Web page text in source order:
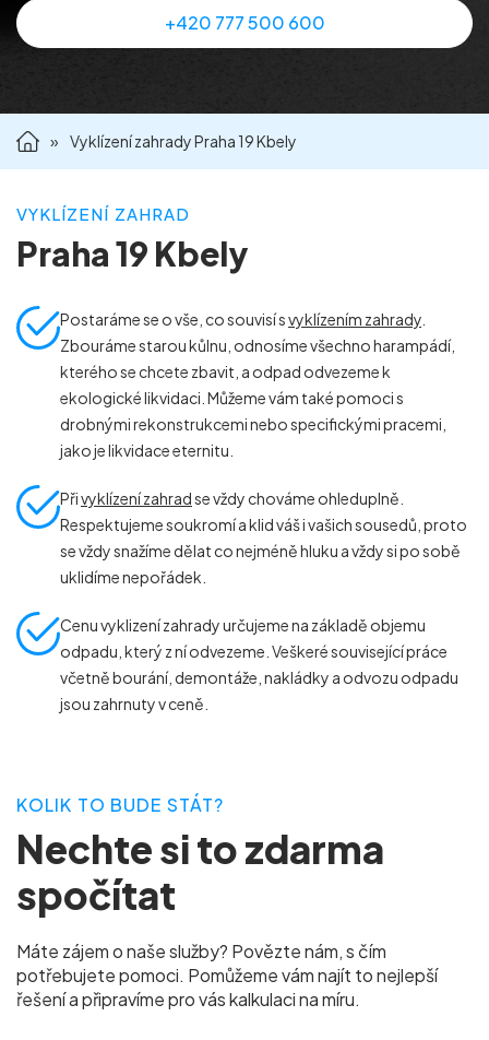
+420 777 500 600
» Vyklízení zahrady Praha 19 Kbely
VYKLÍZENÍ ZAHRAD
Praha 19 Kbely
Postaráme se o vše, co souvisí svyklízením zahrady
Zbouráme starou kůlnu, odnosíme všechno harampádí,
kterého se chcete zbavit, a odpad odvezeme k
ekologické likvidaci. Můžeme vám také pomoci s
drobnými rekonstrukcemi nebo specifickými pracemi,
jako je likvidace eternitu.
Přivyklízení zahradse vždy chováme ohleduplně.
Respektujeme soukromí a klid váš i vašich sousedů, proto
se vždy snažíme dělat co nejméně hluku a vždy si po sobě
uklidíme nepořádek.
Cenu vyklizení zahrady určujeme na základě objemu
odpadu, který z ní odvezeme. Veškeré související práce
včetně bourání, demontáže, nakládky a odvozu odpadu
jsou zahrnuty v ceně.
KOLIK TO BUDE STÁT?
Nechte si to zdarma
spočítat
Máte zájem o naše služby? Povězte nám, s čím
potřebujete pomoci. Pomůžeme vám najít to nejlepší
řešení a připravíme pro vás kalkulaci na míru.